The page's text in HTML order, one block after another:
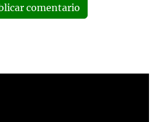
comentario